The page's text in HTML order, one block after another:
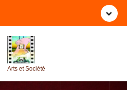
l
Arts et Société